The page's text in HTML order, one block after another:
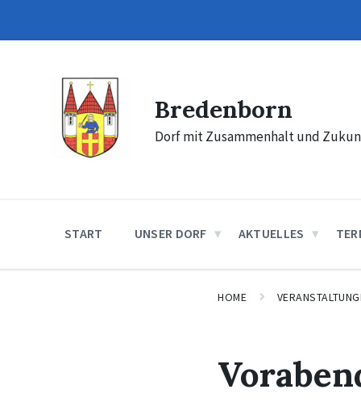
content
main
footer
Bredenborn
Dorf mit Zusammenhalt und
START UNSER DORF AKTUELLES
HOME